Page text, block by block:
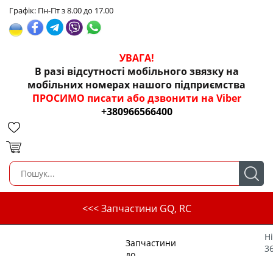
Графік: Пн-Пт з 8.00 до 17.00
УВАГА!
В разі відсутності мобільного звязку на
мобільних номерах нашого підприємства
ПРОСИМО писати або дзвонити на Viber
+380966566400
<<< Запчастини GQ, RC
Запчастини